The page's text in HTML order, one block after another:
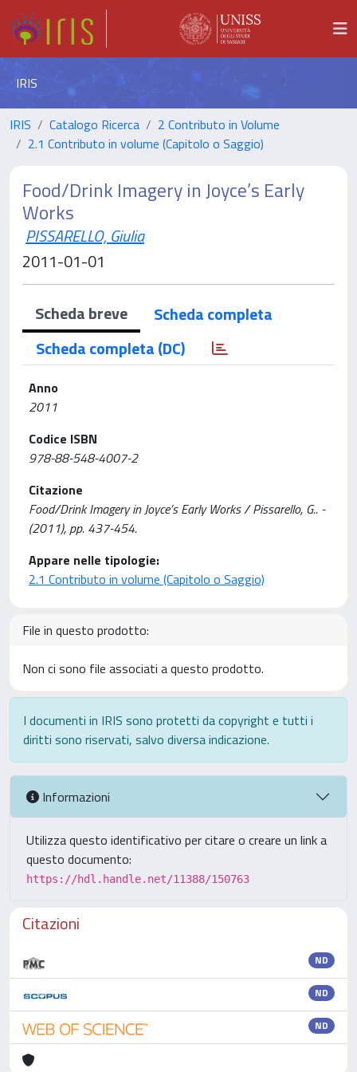
IRIS
IRIS Catalogo Ricerca
2 Contributo in Volume
2.1 Contributo in volume (Capitolo o Saggio)
Food/Drink Imagery in Joyce’s Early
Works
PISSARELLO, Giulia
2011-01-01
Scheda breve
Scheda completa
Scheda completa (DC)
Anno
2011
Codice ISBN
978-88-548-4007-2
Citazione
Food/Drink Imagery in Joyce’s Early Works / Pissarello, G.. -
(2011), pp. 437-454.
Appare nelle tipologie:
2.1 Contributo in volume (Capitolo o Saggio)
File in questo prodotto:
Non ci sono file associati a questo prodotto.
I documenti in IRIS sono protetti da copyright e tutti i
diritti sono riservati, salvo diversa indicazione.
Informazioni
Utilizza questo identificativo per citare o creare un link a
questo documento:
https://hdl.handle.net/11388/150763
Citazioni
ND
ND
ND